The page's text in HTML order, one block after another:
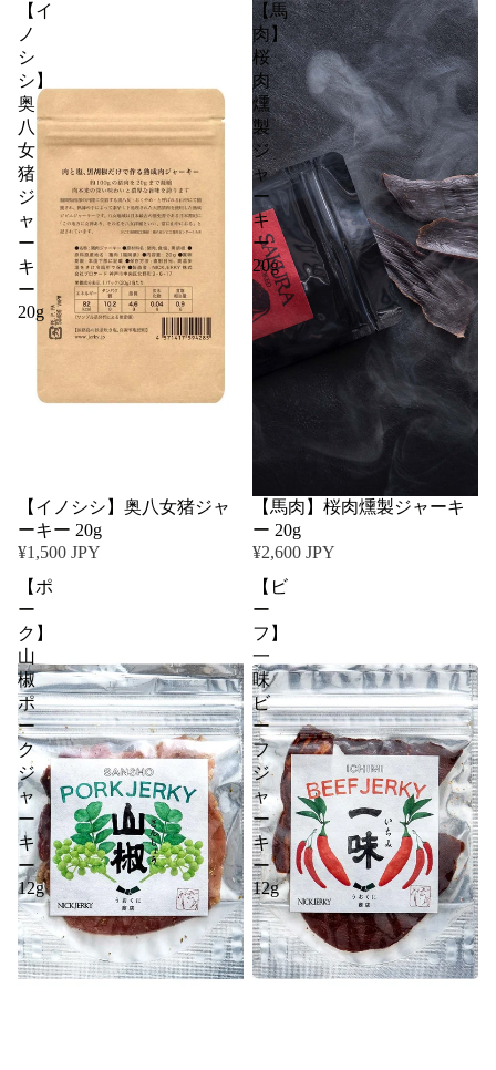
【イ
ノ
シ
シ】
奥
八
女
猪
ジ
ャ
ー
キ
ー
20g
【イノシシ】奥八女猪ジャ
ーキー 20g
¥1,500 JPY
【馬
肉】
桜
肉
燻
製
ジ
ャ
ー
キ
ー
20g
【馬肉】桜肉燻製ジャーキ
ー 20g
¥2,600 JPY
【ポ
ー
ク】
山
椒
ポ
ー
ク
ジ
ャ
ー
キ
ー
12g
【ビ
ー
フ】
一
味
ビ
ー
フ
ジ
ャ
ー
キ
ー
12g